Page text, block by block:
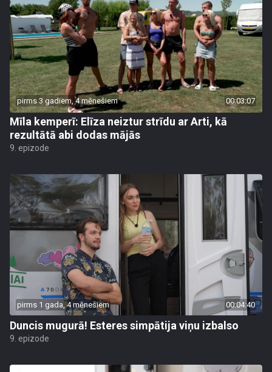
pirms 3 gadiem, 4 mēnešiem 00:03:07
Mīla kemperī: Elīza neiztur strīdu ar Arti, kā
rezultātā abi dodas mājās
9. epizode
pirms 1 gada, 4 mēnešiem 00:04:40
Duncis mugurā! Esteres simpātija viņu izbalso
9. epizode